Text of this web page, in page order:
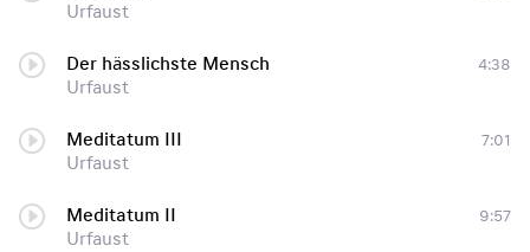
Urfaust
Der hässlichste Mensch
Urfaust
4:38
Meditatum III
Urfaust
7:01
Meditatum II
Urfaust
9:57